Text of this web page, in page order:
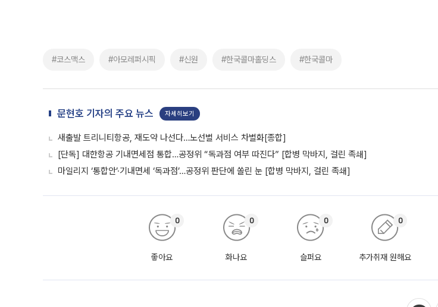
#코스맥스 #아모레퍼시픽 #신원 #한국콜마홀딩스 #한국콜마
문현호 기자의 주요 뉴스 자세히보기
새출발 트리니티항공, 재도약 나선다…노선별 서비스 차별화[종합]
[단독] 대한항공 기내면세점 통합…공정위 “독과점 여부 따진다” [합병 막바지, 걸린 족쇄]
마일리지 ‘통합안’·기내면세 ‘독과점’…공정위 판단에 쏠린 눈 [합병 막바지, 걸린 족쇄]
좋아요
0
화나요
0
슬퍼요
0
추가취재 원해요
0